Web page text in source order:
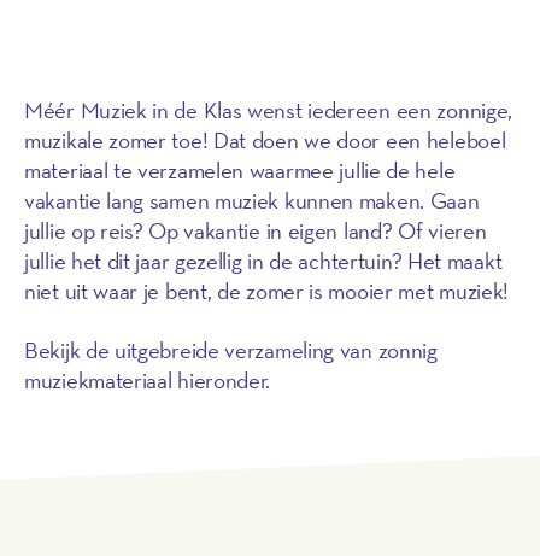
Méér Muziek in de Klas wenst iedereen een zonnige,
muzikale zomer toe! Dat doen we door een heleboel
materiaal te verzamelen waarmee jullie de hele
vakantie lang samen muziek kunnen maken. Gaan
jullie op reis? Op vakantie in eigen land? Of vieren
jullie het dit jaar gezellig in de achtertuin? Het maakt
niet uit waar je bent, de zomer is mooier met muziek!
Bekijk de uitgebreide verzameling van zonnig
muziekmateriaal hieronder.